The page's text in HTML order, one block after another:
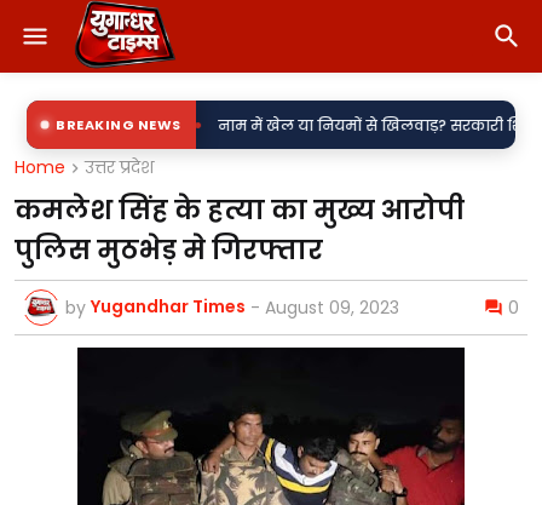
BREAKING NEWS
उपकेंद्र?• नाम में खेल या नियमों से खिलवाड़? सरकारी शिलापट्टों पर 'किरन'
Home उत्तर प्रदेश
कमलेश सिंह के हत्या का मुख्य आरोपी
पुलिस मुठभेड़ मे गिरफ्तार
by Yugandhar Times - August 09, 2023 0